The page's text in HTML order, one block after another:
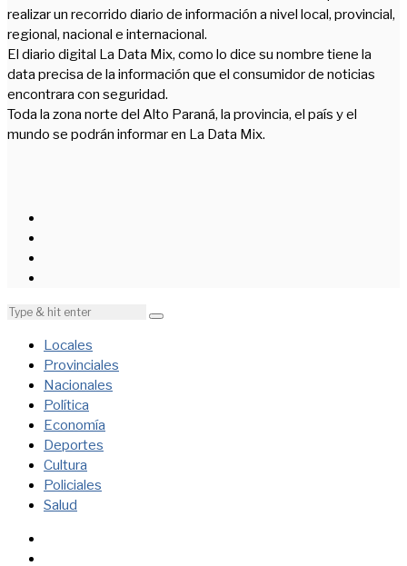
realizar un recorrido diario de información a nivel local, provincial,
regional, nacional e internacional.
El diario digital La Data Mix, como lo dice su nombre tiene la
data precisa de la información que el consumidor de noticias
encontrara con seguridad.
Toda la zona norte del Alto Paraná, la provincia, el país y el
mundo se podrán informar en La Data Mix.
Locales
Provinciales
Nacionales
Política
Economía
Deportes
Cultura
Policiales
Salud